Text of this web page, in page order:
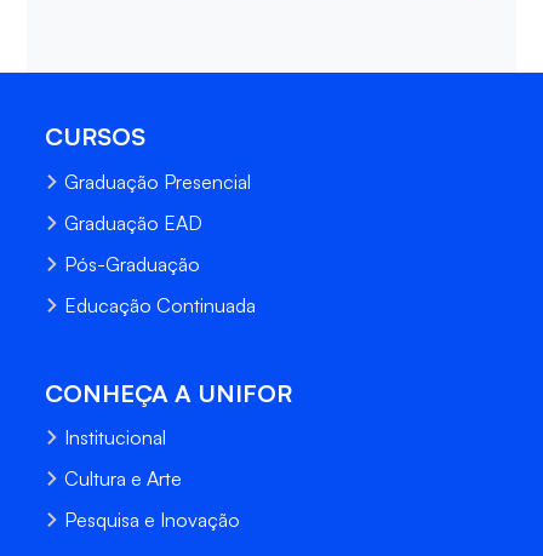
CURSOS
Graduação Presencial
Graduação EAD
Pós-Graduação
Educação Continuada
CONHEÇA A UNIFOR
Institucional
Cultura e Arte
Pesquisa e Inovação